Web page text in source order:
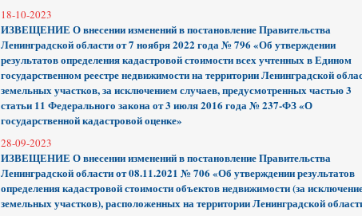
18-10-2023
ИЗВЕЩЕНИЕ О внесении изменений в постановление Правительства
Ленинградской области от 7 ноября 2022 года № 796 «Об утверждении
результатов определения кадастровой стоимости всех учтенных в Едином
государственном реестре недвижимости на территории Ленинградской
земельных участков, за исключением случаев, предусмотренных частью 3
статьи 11 Федерального закона от 3 июля 2016 года № 237-ФЗ «О
государственной кадастровой оценке»
28-09-2023
ИЗВЕЩЕНИЕ О внесении изменений в постановление Правительства
Ленинградской области от 08.11.2021 № 706 «Об утверждении результатов
определения кадастровой стоимости объектов недвижимости (за
земельных участков), расположенных на территории Ленинградской